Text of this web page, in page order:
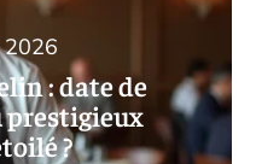
: date de
?